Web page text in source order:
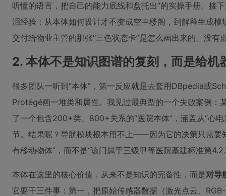
听懂的语言，把自己的能力底线和盘托出”的实操手册。接
泪经验：从本体如何设计才不变成空中楼阁，到解释生成
交付给物业主管的那张“三色状态卡”是怎么画出来的。没
2. 本体不是知识图谱的复刻，而是给机
很多团队一听到“本体”，第一反应就是去套用DBpedia或
Protégé画一堆类和属性。我见过最典型的一个失败案例：
了一个包含200+类、800+关系的“医院本体”，涵盖从“心
节。结果呢？导航模块根本用不上——因为它的决策只需要知
有移动物体”，而不是“该门属于三级甲等医院基建标准第
本体在这里的核心价值，从来不是知识的完备性，而是对导
它要干三件事：第一，把原始传感器数据（激光点云、